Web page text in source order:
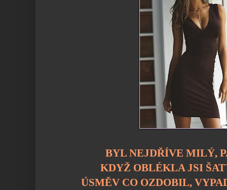
BYL NEJDŘÍVE MILÝ,
KDYŽ OBLÉKLA JSI
ÚSMĚV CO OZDOBIL,